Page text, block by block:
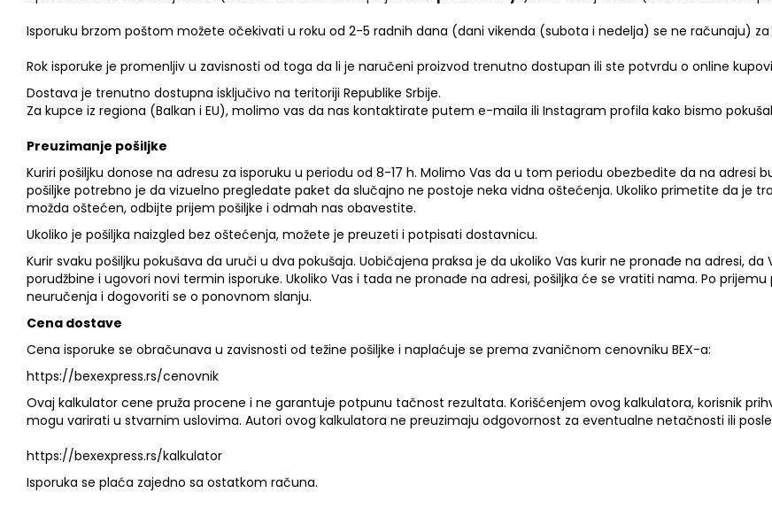
Isporuku brzom poštom možete očekivati u roku od 2-5 radnih dana (dani vikenda (subota i nedelja) se ne računaju)
Rok isporuke je promenljiv u zavisnosti od toga da li je naručeni proizvod trenutno dostupan ili ste potvrdu o online
Dostava je trenutno dostupna isključivo na teritoriji Republike Srbije.
Za kupce iz regiona (Balkan i EU), molimo vas da nas kontaktirate putem e-maila ili Instagram profila kako bismo
Preuzimanje pošiljke
Kuriri pošiljku donose na adresu za isporuku u periodu od 8-17 h. Molimo Vas da u tom periodu obezbedite da na adresi
pošiljke potrebno je da vizuelno pregledate paket da slučajno ne postoje neka vidna oštećenja. Ukoliko primetite da je
možda oštećen, odbijte prijem pošiljke i odmah nas obavestite.
Ukoliko je pošiljka naizgled bez oštećenja, možete je preuzeti i potpisati dostavnicu.
Kurir svaku pošiljku pokušava da uruči u dva pokušaja. Uobičajena praksa je da ukoliko Vas kurir ne pronađe na adresi,
porudžbine i ugovori novi termin isporuke. Ukoliko Vas i tada ne pronađe na adresi, pošiljka će se vratiti nama. Po
neuručenja i dogovoriti se o ponovnom slanju.
Cena dostave
Cena isporuke se obračunava u zavisnosti od težine pošiljke i naplaćuje se prema zvaničnom cenovniku BEX-a:
https://bexexpress.rs/cenovnik
Ovaj kalkulator cene pruža procene i ne garantuje potpunu tačnost rezultata. Korišćenjem ovog kalkulatora, korisnik
mogu varirati u stvarnim uslovima. Autori ovog kalkulatora ne preuzimaju odgovornost za eventualne netačnosti ili
https://bexexpress.rs/kalkulator
Isporuka se plaća zajedno sa ostatkom računa.